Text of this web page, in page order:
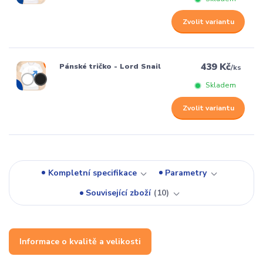
Zvolit variantu
Pánské tričko - Lord Snail 439 Kč/ks
Skladem
Zvolit variantu
Kompletní specifikace
Parametry
Související zboží
10
Informace o kvalitě a velikosti